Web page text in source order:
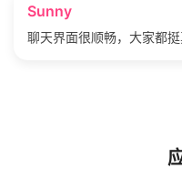
Sunny
聊天界面很顺畅，大家都挺